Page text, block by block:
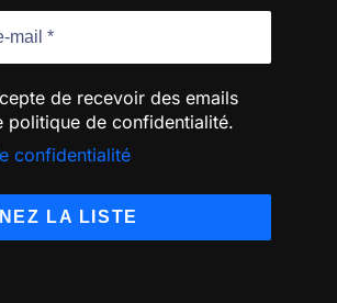
de recevoir des emails
politique de confidentialité.
confidentialité